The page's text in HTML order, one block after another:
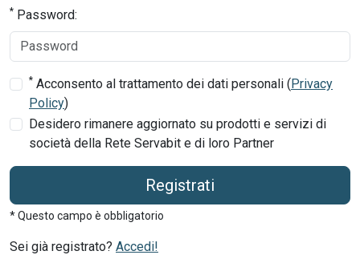
* Password:
* Acconsento al trattamento dei dati personali (Privacy
Policy)
Desidero rimanere aggiornato su prodotti e servizi di
società della Rete Servabit e di loro Partner
Registrati
* Questo campo è obbligatorio
Sei già registrato? Accedi!